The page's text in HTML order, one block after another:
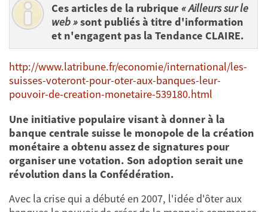
Ces articles de la rubrique « Ailleurs sur le
web »sont publiés à titre d'information
et n'engagent pas la Tendance CLAIRE.
http://www.latribune.fr/economie/international/les-
suisses-voteront-pour-oter-aux-banques-leur-
pouvoir-de-creation-monetaire-539180.html
Une initiative populaire visant à donner à la
banque centrale suisse le monopole de la création
monétaire a obtenu assez de signatures pour
organiser une votation. Son adoption serait une
révolution dans la Confédération.
Avec la crise qui a débuté en 2007, l'idée d'ôter aux